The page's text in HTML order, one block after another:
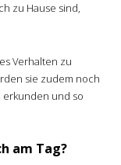
zu Hause sind,
Verhalten zu
sie zudem noch
erkunden und so
am Tag?